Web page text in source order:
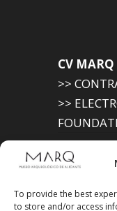
To provide the best
to store and/or access
CV
>>
>>
>>